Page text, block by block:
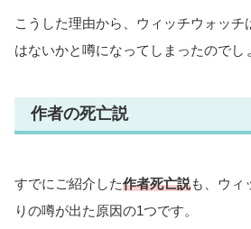
こうした理由から、ウィッチウォッチ
はないかと噂になってしまったのでし
作者の死亡説
すでにご紹介した作者死亡説も、ウィ
りの噂が出た原因の1つです。